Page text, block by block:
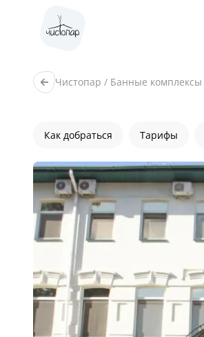
Чистопар / Банные комплексы
Как добраться Тарифы